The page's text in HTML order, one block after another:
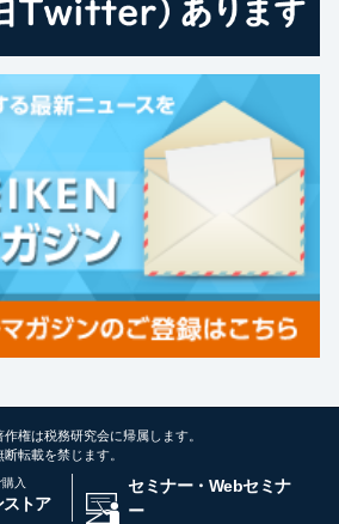
権は税務研究会に帰属します。
転載を禁じます。
入
トア
セミナー・Webセミナ
ー